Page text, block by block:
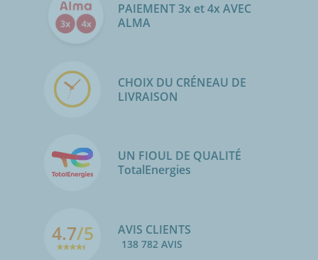
PAIEMENT 3x et 4x AVEC
ALMA
CHOIX DU CRÉNEAU DE
LIVRAISON
UN FIOUL DE QUALITÉ
TotalEnergies
4.7/5 AVIS CLIENTS
138 782 AVIS